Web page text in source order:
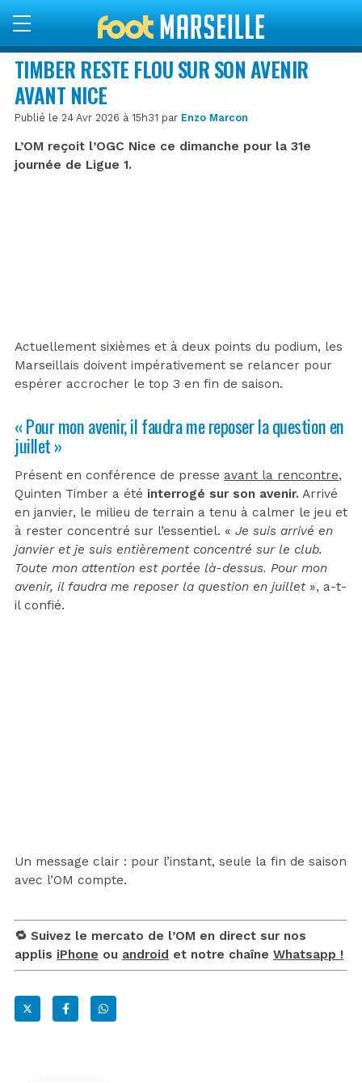
TIMBER RESTE FLOU SUR SON AVENIR
AVANT NICE
Publié le 24 Avr 2026 à 15h31 par Enzo Marcon
L’OM reçoit l’OGC Nice ce dimanche pour la 31e
journée de Ligue 1.
Actuellement sixièmes et à deux points du podium, les
Marseillais doivent impérativement se relancer pour
espérer accrocher le top 3 en fin de saison.
« Pour mon avenir, il faudra me reposer la question en
juillet »
Présent en conférence de presse avant la rencontre,
Quinten Timber a été interrogé sur son avenir. Arrivé
en janvier, le milieu de terrain a tenu à calmer le jeu et
à rester concentré sur l’essentiel. « Je suis arrivé en
janvier et je suis entièrement concentré sur le club.
Toute mon attention est portée là-dessus. Pour mon
avenir, il faudra me reposer la question en juillet », a-t-
il confié.
Un message clair : pour l’instant, seule la fin de saison
avec l’OM compte.
🔁 Suivez le mercato de l’OM en direct sur nos
applis iPhone ou android et notre chaîne Whatsapp !